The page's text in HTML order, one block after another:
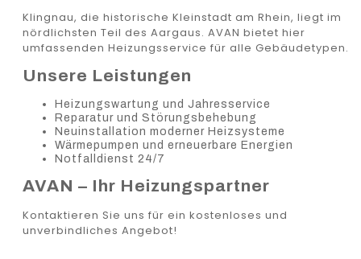
Klingnau, die historische Kleinstadt am Rhein, liegt im
nördlichsten Teil des Aargaus. AVAN bietet hier
umfassenden Heizungsservice für alle Gebäudetypen.
Unsere Leistungen
Heizungswartung und Jahresservice
Reparatur und Störungsbehebung
Neuinstallation moderner Heizsysteme
Wärmepumpen und erneuerbare Energien
Notfalldienst 24/7
AVAN – Ihr Heizungspartner
Kontaktieren Sie uns für ein kostenloses und
unverbindliches Angebot!